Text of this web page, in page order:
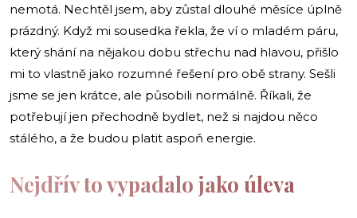
nemotá. Nechtěl jsem, aby zůstal dlouhé měsíce úplně
prázdný. Když mi sousedka řekla, že ví o mladém páru,
který shání na nějakou dobu střechu nad hlavou, přišlo
mi to vlastně jako rozumné řešení pro obě strany. Sešli
jsme se jen krátce, ale působili normálně. Říkali, že
potřebují jen přechodně bydlet, než si najdou něco
stálého, a že budou platit aspoň energie.
Nejdřív to vypadalo jako úleva